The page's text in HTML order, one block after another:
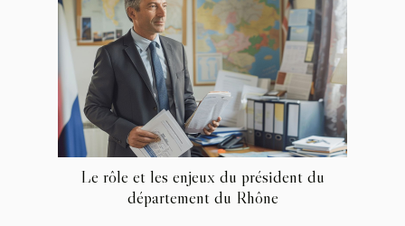
Le rôle et les enjeux du président du
département du Rhône